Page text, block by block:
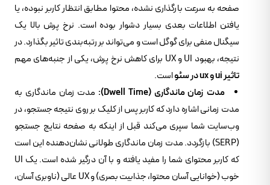
صفحه به سرعت بارگذاری نشده، محتوا مطابق انتظار کاربر نبوده، یا
یافتن اطلاعات بعدی بسیار دشوار بوده است. نرخ پرش بالا یک
سیگنال منفی برای گوگل است و می‌تواند بر رتبه‌بندی تاثیر بگذارد. در
نتیجه، بهبود UI و UX برای کاهش نرخ پرش، یکی از جنبه‌های مهم
تاثیر ui و ux در سئو
است.
مدت زمان ماندگاری (Dwell Time):
مدت زمان ماندگاری به
مدت زمانی اشاره دارد که کاربر پس از کلیک بر روی نتیجه جستجو، در
وب‌سایت شما سپری می‌کند قبل از اینکه به صفحه نتایج جستجو
(SERP) بازگردد. مدت زمان ماندگاری طولانی نشان‌دهنده این است
که کاربر محتوای شما را مفید یافته و با آن درگیر شده است. یک UI
خوب (خوانایی آسان محتوا، جذابیت بصری) و UX عالی (ناوبری آسان،